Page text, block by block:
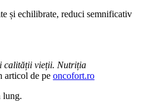
și echilibrate, reduci semnificativ
calității vieții. Nutriția
articol de pe oncofort.ro
lung.